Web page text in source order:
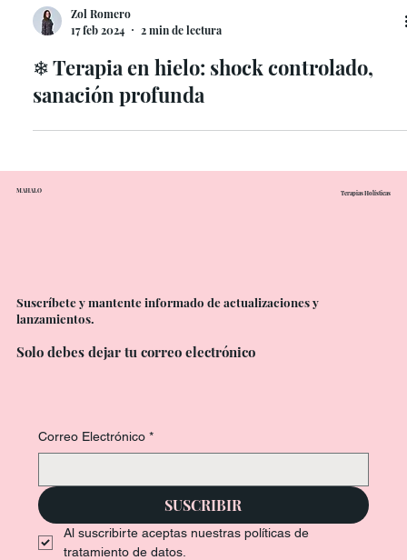
Zol Romero
17 feb 2024
2 min de lectura
❄ Terapia en hielo: shock controlado,
sanación profunda
Suscríbete y mantente informado de actualizaciones y
lanzamientos.
SUSCRIBIR